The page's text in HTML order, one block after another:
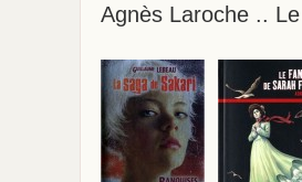
Agnès Laroche ..